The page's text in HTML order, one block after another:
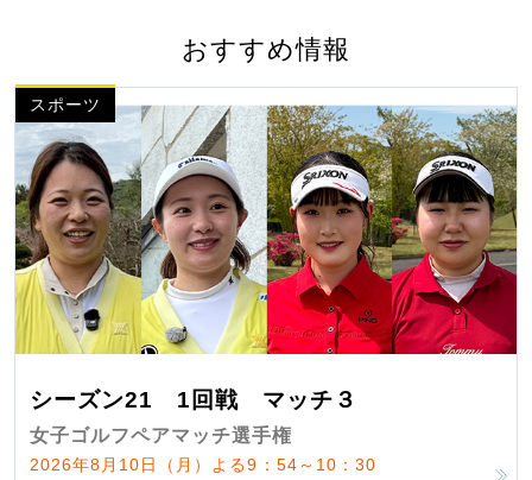
おすすめ情報
スポーツ
シーズン21 1回戦 マッチ３
女子ゴルフペアマッチ選手権
2026年8月10日（月）よる9：54～10：30